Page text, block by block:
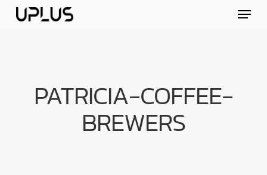
Skip Menu
PATRICIA-COFFEE-
BREWERS